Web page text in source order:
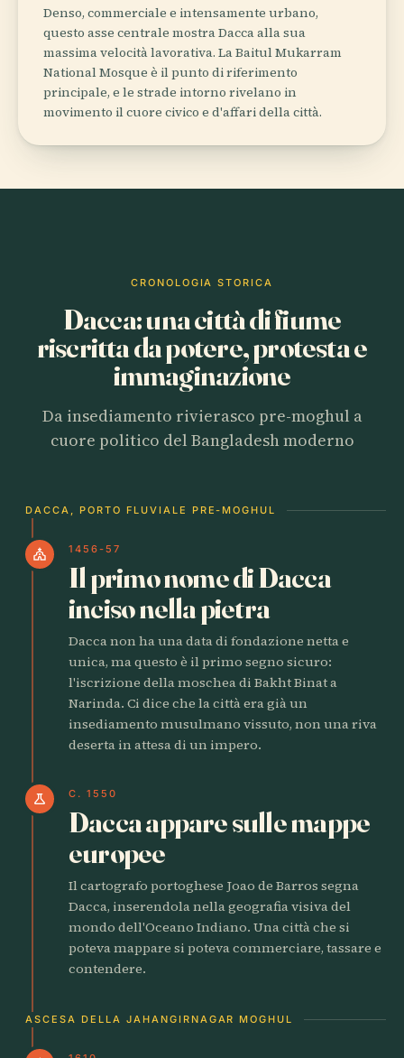
Denso, commerciale e intensamente urbano,
questo asse centrale mostra Dacca alla sua
massima velocità lavorativa. La Baitul Mukarram
National Mosque è il punto di riferimento
principale, e le strade intorno rivelano in
movimento il cuore civico e d'affari della città.
CRONOLOGIA STORICA
Dacca: una città di fiume
riscritta da potere, protesta e
immaginazione
Da insediamento rivierasco pre-moghul a
cuore politico del Bangladesh moderno
DACCA, PORTO FLUVIALE PRE-MOGHUL
church 1456-57
Il primo nome di Dacca
inciso nella pietra
Dacca non ha una data di fondazione netta e
unica, ma questo è il primo segno sicuro:
l'iscrizione della moschea di Bakht Binat a
Narinda. Ci dice che la città era già un
insediamento musulmano vissuto, non una riva
deserta in attesa di un impero.
science C. 1550
Dacca appare sulle mappe
europee
Il cartografo portoghese Joao de Barros segna
Dacca, inserendola nella geografia visiva del
mondo dell'Oceano Indiano. Una città che si
poteva mappare si poteva commerciare, tassare e
contendere.
ASCESA DELLA JAHANGIRNAGAR MOGHUL